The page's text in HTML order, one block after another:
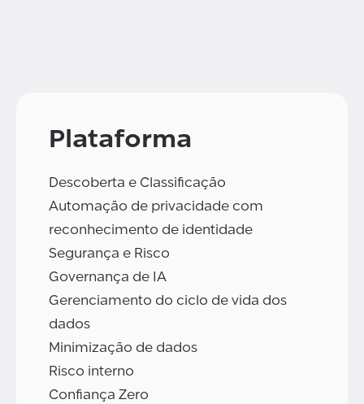
Plataforma
Descoberta e Classificação
Automação de privacidade com
reconhecimento de identidade
Segurança e Risco
Governança de IA
Gerenciamento do ciclo de vida dos
dados
Minimização de dados
Risco interno
Confiança Zero